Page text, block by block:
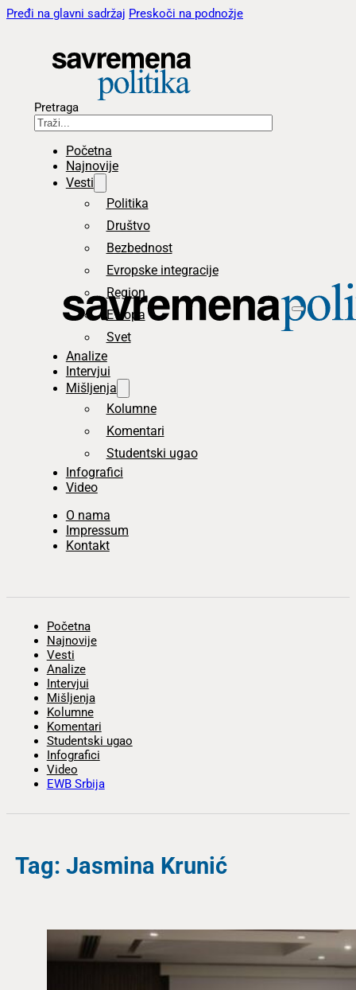
Pređi na glavni sadržaj Preskoči na podnožje
Pretraga
Početna
Najnovije
Vesti
Politika
Društvo
Bezbednost
Evropske integracije
Region
Evropa
Svet
Analize
Intervjui
Mišljenja
Kolumne
Komentari
Studentski ugao
Infografici
Video
O nama
Impressum
Kontakt
Početna
Najnovije
Vesti
Analize
Intervjui
Mišljenja
Kolumne
Komentari
Studentski ugao
Infografici
Video
EWB Srbija
Tag: Jasmina Krunić